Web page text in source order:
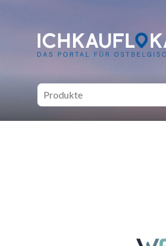
ich kauf lokal